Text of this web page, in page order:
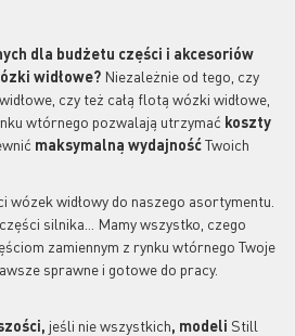
dla budżetu części i akcesoriów
widłowe? Niezależnie od tego, czy
czy też całą flotą wózki widłowe,
wtórnego pozwalają utrzymać koszty
maksymalną wydajnośćTwoich
wózek widłowy do naszego asortymentu.
silnika... Mamy wszystko, czego
zamiennym z rynku wtórnego Twoje
sprawne i gotowe do pracy.
jeśli nie wszystkich, modeli Still